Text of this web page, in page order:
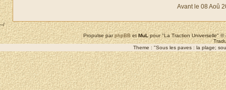
Avant le 08 Aoû
--/
Propulse parphpBBetMuLpour "La Traction Universelle"
Theme : "Sous les paves : la plage;